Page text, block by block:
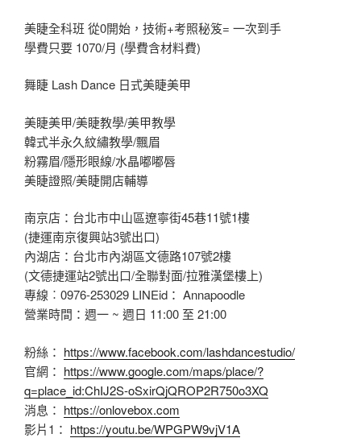
美睫全科班 從0開始，技術+考照秘笈= 一次到手
學費只要 1070/月 (學費含材料費)
舞睫 Lash Dance 日式美睫美甲
美睫美甲/美睫教學/美甲教學
韓式半永久紋繡教學/飄眉
粉霧眉/隱形眼線/水晶嘟嘟唇
美睫證照/美睫開店輔導
南京店：台北市中山區遼寧街45巷11號1樓
(捷運南京復興站3號出口)
內湖店：台北市內湖區文德路107號2樓
(文德捷運站2號出口/全聯對面/拉雅漢堡樓上)
專線︰0976-253029 LINEid： Annapoodle
營業時間：週一 ~ 週日 11:00 至 21:00
粉絲： https://www.facebook.com/lashdancestudio/
官網： https://www.google.com/maps/place/?
q=place_id:ChIJ2S-oSxirQjQROP2R750o3XQ
消息： https://onlovebox.com
影片1： https://youtu.be/WPGPW9vjV1A